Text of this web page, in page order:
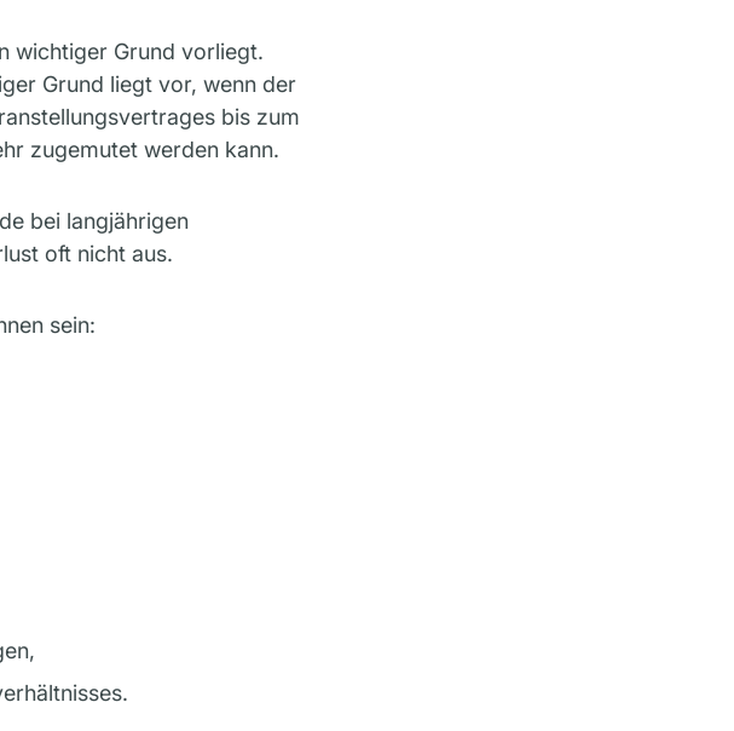
wichtiger Grund vorliegt.
Grund liegt vor, wenn der
bis zum
zugemutet werden kann.
bei langjährigen
oft nicht aus.
sein: